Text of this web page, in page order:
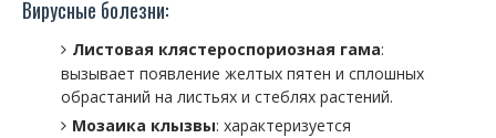
Вирусные болезни:
Листовая клястероспориозная гама:
вызывает появление желтых пятен и сплошных
обрастаний на листьях и стеблях растений.
Мозаика клызвы: характеризуется